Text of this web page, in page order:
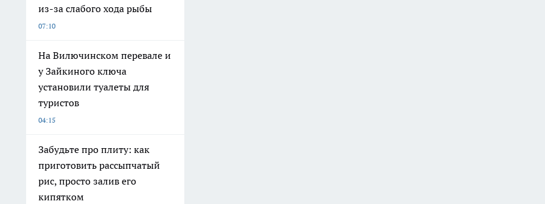
из-за слабого хода рыбы
07:10
На Вилючинском перевале и
у Зайкиного ключа
установили туалеты для
туристов
04:15
Забудьте про плиту: как
приготовить рассыпчатый
рис, просто залив его
кипятком